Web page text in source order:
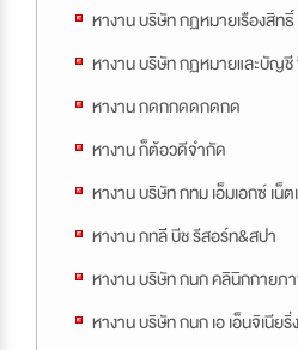
หางาน บริษัท กฏหมายเรืองสิท
หางาน บริษัท กฏหมายและบัญ
หางาน กดกกดดกดกด
หางาน ก็ต้อวดีจำกัด
หางาน บริษัท กทม เอ็มเอกซ์ เน็ต
หางาน กทลี บีช รีสอร์ท&สปา
หางาน บริษัท กนก คลินิกกายภ
หางาน บริษัท กนก เอ เอ็นจิเนีย